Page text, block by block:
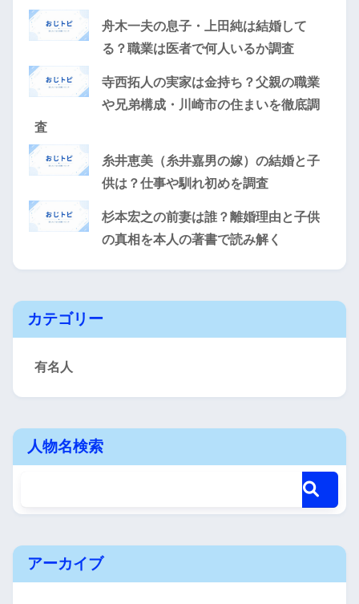
舟木一夫の息子・上田純は結婚して
る？職業は医者で何人いるか調査
寺西拓人の実家は金持ち？父親の職業
や兄弟構成・川崎市の住まいを徹底調
査
糸井恵美（糸井嘉男の嫁）の結婚と子
供は？仕事や馴れ初めを調査
杉本宏之の前妻は誰？離婚理由と子供
の真相を本人の著書で読み解く
カテゴリー
有名人
人物名検索
アーカイブ